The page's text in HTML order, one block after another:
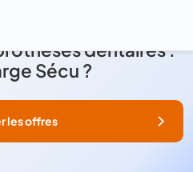
dentaires :
Sécu ?
les offres